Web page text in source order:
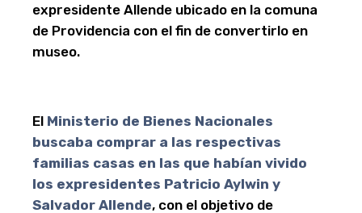
expresidente Allende ubicado en la comuna
de Providencia con el fin de convertirlo en
museo.
El Ministerio de Bienes Nacionales
buscaba comprar a las respectivas
familias casas en las que habían vivido
los expresidentes Patricio Aylwin y
Salvador Allende, con el objetivo de